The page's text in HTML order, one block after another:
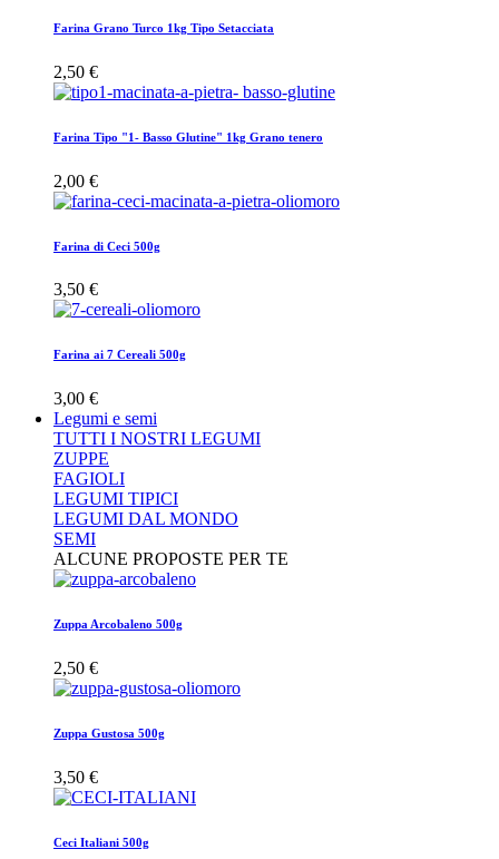
Farina Grano Turco 1kg Tipo Setacciata
2,50 €
Farina Tipo "1- Basso Glutine" 1kg Grano tenero
2,00 €
Farina di Ceci 500g
3,50 €
Farina ai 7 Cereali 500g
3,00 €
Legumi e semi
TUTTI I NOSTRI LEGUMI
ZUPPE
FAGIOLI
LEGUMI TIPICI
LEGUMI DAL MONDO
SEMI
ALCUNE PROPOSTE PER TE
Zuppa Arcobaleno 500g
2,50 €
Zuppa Gustosa 500g
3,50 €
Ceci Italiani 500g